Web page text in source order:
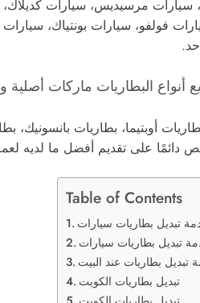
سيارات مرسيديس، سيارات
فولفو، سيارات بونتياك،
أنواع البطاريات ماركات أصلية
أوبتيما، بطاريات بانسونيك،
دائمًا على تقديم أفضل ما لديه
Table of Contents
تبديل بطاريات سيارات
تبديل بطاريات سيارات
تبديل بطاريات عند البيت
تبديل بطاريات الكويت